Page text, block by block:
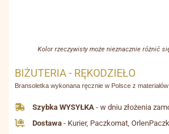
Kolor rzeczywisty może nieznacznie różnić
BIŻUTERIA - RĘKODZIEŁO
Bransoletka wykonana ręcznie w Polsce z
Szybka WYSYŁKA - w dniu złożenia
Dostawa - Kurier, Paczkomat,